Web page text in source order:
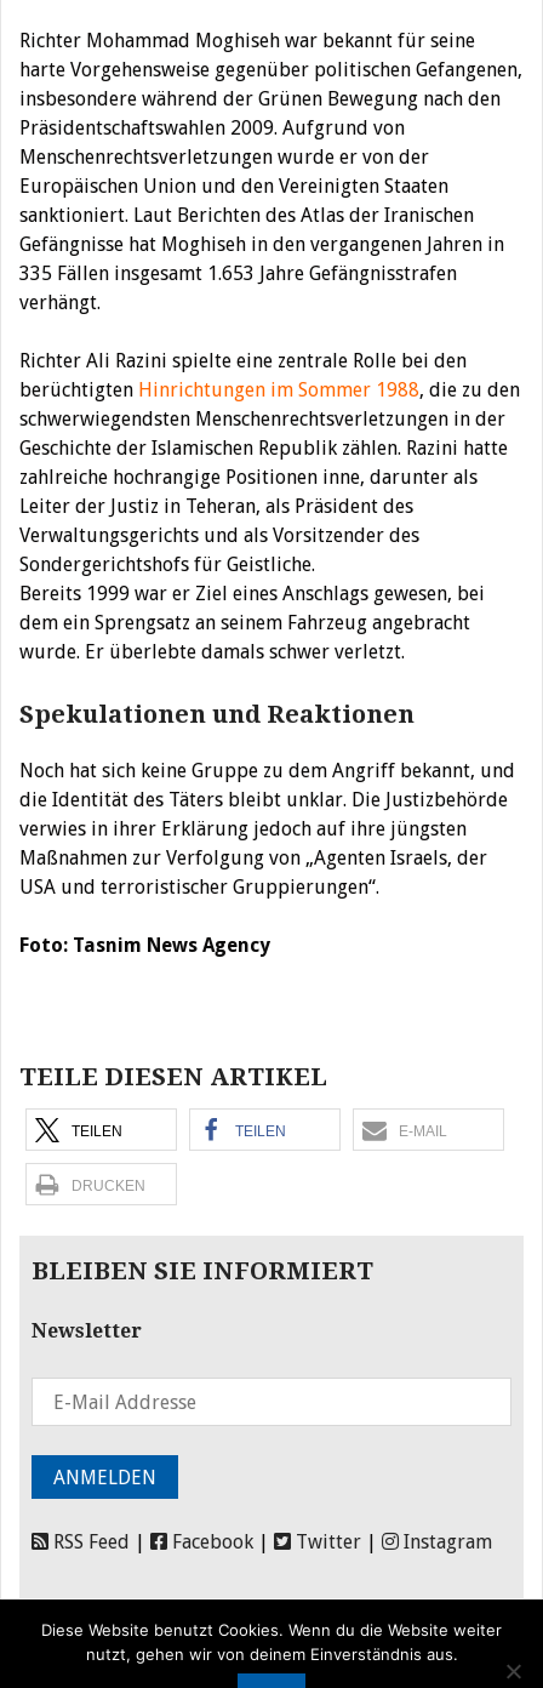
Richter Mohammad Moghiseh war bekannt für seine
harte Vorgehensweise gegenüber politischen Gefangenen,
insbesondere während der Grünen Bewegung nach den
Präsidentschaftswahlen 2009. Aufgrund von
Menschenrechtsverletzungen wurde er von der
Europäischen Union und den Vereinigten Staaten
sanktioniert. Laut Berichten des Atlas der Iranischen
Gefängnisse hat Moghiseh in den vergangenen Jahren in
335 Fällen insgesamt 1.653 Jahre Gefängnisstrafen
verhängt.
Richter Ali Razini spielte eine zentrale Rolle bei den
berüchtigten Hinrichtungen im Sommer 1988, die zu den
schwerwiegendsten Menschenrechtsverletzungen in der
Geschichte der Islamischen Republik zählen. Razini hatte
zahlreiche hochrangige Positionen inne, darunter als
Leiter der Justiz in Teheran, als Präsident des
Verwaltungsgerichts und als Vorsitzender des
Sondergerichtshofs für Geistliche.
Bereits 1999 war er Ziel eines Anschlags gewesen, bei
dem ein Sprengsatz an seinem Fahrzeug angebracht
wurde. Er überlebte damals schwer verletzt.
Spekulationen und Reaktionen
Noch hat sich keine Gruppe zu dem Angriff bekannt, und
die Identität des Täters bleibt unklar. Die Justizbehörde
verwies in ihrer Erklärung jedoch auf ihre jüngsten
Maßnahmen zur Verfolgung von „Agenten Israels, der
USA und terroristischer Gruppierungen“.
Foto: Tasnim News Agency
TEILE DIESEN ARTIKEL
TEILEN TEILEN E-MAIL
DRUCKEN
BLEIBEN SIE INFORMIERT
Newsletter
RSS Feed Facebook Twitter Instagram
Diese Website benutzt Cookies. Wenn du die Website weiter
nutzt, gehen wir von deinem Einverständnis aus.